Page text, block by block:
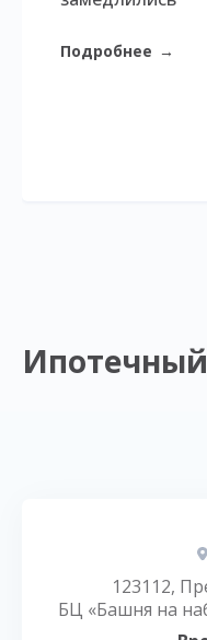
Подробнее →
123112,
БЦ «Башня на